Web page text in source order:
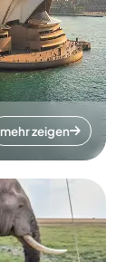
mehr zeigen